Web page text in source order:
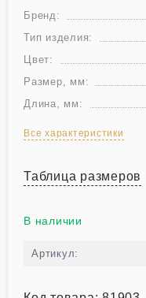
Бренд:
Тип изделия:
Цвет:
Размер, мм:
Длина, мм:
Все характеристики
Таблица размеров
В наличии
Артикул: